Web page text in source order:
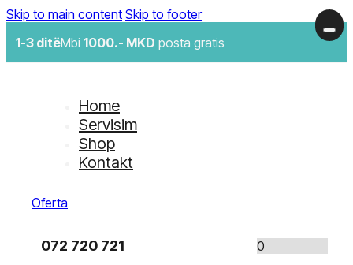
Skip to main content Skip to footer
1-3 ditëMbi 1000.- MKD posta gratis
Home
Servisim
Shop
Kontakt
Oferta
072 720 721
0